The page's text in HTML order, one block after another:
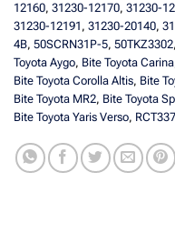
12160, 31230-12170, 31230-
31230-12191 , 31230-20140,
4B, 50SCRN31P-5, 50TKZ3302,
Toyota Aygo, Bite Toyota Carina
Bite Toyota Corolla Altis, Bite
Bite Toyota MR2, Bite Toyota
Bite Toyota Yaris Verso,